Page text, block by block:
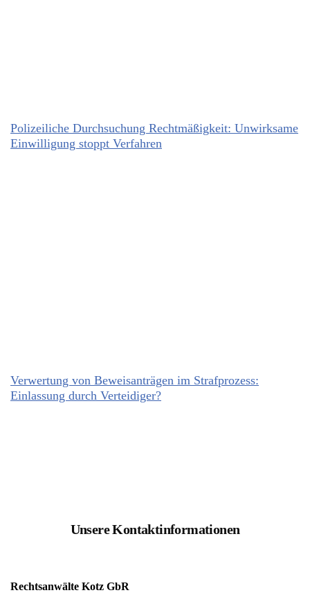
Polizeiliche Durchsuchung Rechtmäßigkeit: Unwirksame
Einwilligung stoppt Verfahren
Verwertung von Beweisanträgen im Strafprozess:
Einlassung durch Verteidiger?
Unsere Kontaktinformationen
Rechtsanwälte Kotz GbR